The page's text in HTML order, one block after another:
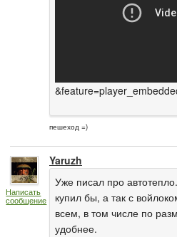
пешеход =)
Написать
сообщение
Yaruzh
Уже писал про
купил бы, а так с
всем, в том числе по
удобнее.